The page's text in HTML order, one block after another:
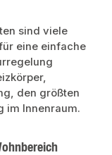
sind viele
eine einfache
den größten
im Innenraum.